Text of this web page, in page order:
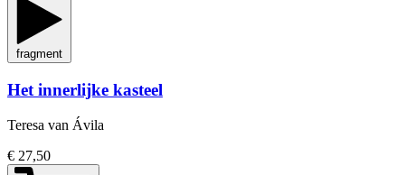
fragment
Het innerlijke kasteel
Teresa van Ávila
€ 27,50